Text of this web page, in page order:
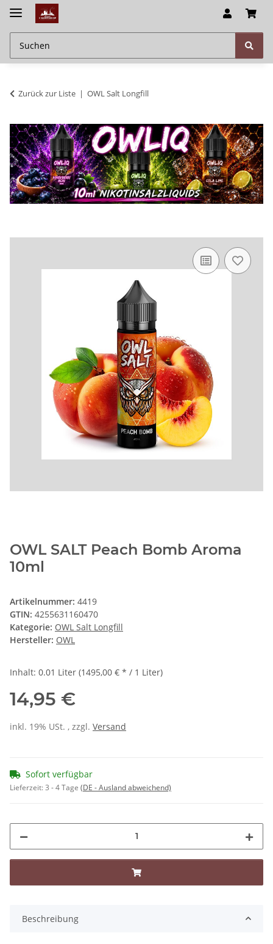
Zurück zur Liste OWL Salt Longfill
OWL SALT Peach Bomb Aroma
10ml
Artikelnummer: 4419
GTIN: 4255631160470
Kategorie: OWL Salt Longfill
Hersteller: OWL
Inhalt: 0.01 Liter (1495,00 € * / 1 Liter)
14,95 €
inkl. 19% USt. , zzgl. Versand
Sofort verfügbar
Lieferzeit:3 - 4 Tage (DE - Ausland abweichend)
Beschreibung